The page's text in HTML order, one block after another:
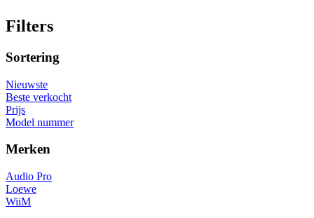
Filters
Sortering
Nieuwste
Beste verkocht
Prijs
Model nummer
Merken
Audio Pro
Loewe
WiiM